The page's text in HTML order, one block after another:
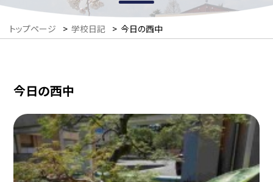
トップページ > 学校日記 > 今日の西中
今日の西中